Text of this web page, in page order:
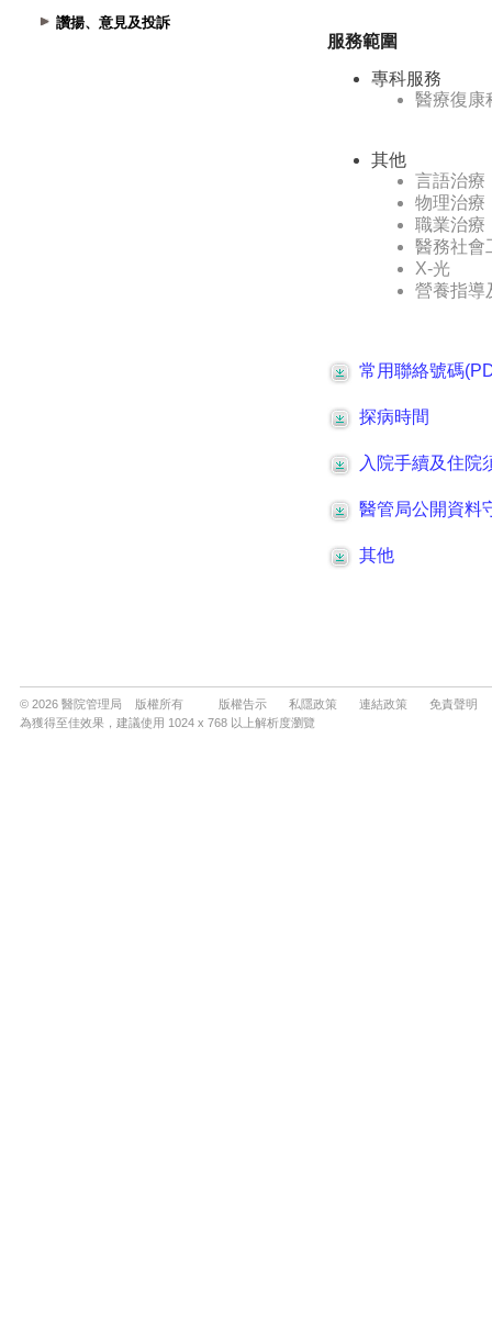
讚揚、意見及投訴
© 2026 醫院管理局 版權所有 版權告示 私隱政策 連結政策
免責聲明
為獲得至佳效果，建議使用 1024 x 768 以上解析度瀏覽